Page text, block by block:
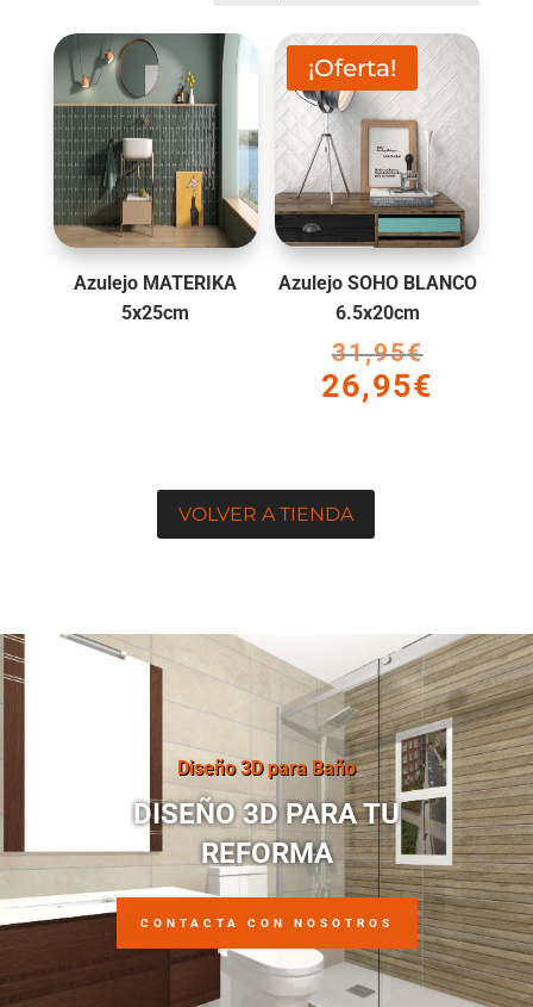
Azulejo MATERIKA
5x25cm
¡Oferta!
Azulejo SOHO BLANCO
6.5x20cm
31,95€El
precio
26,95€
VOLVER A TIENDA
Diseño 3D para Baño
DISEÑO 3D PARA TU
REFORMA
CONTACTA CON NOSOTROS